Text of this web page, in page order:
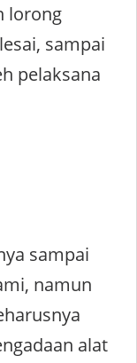
lorong
sampai
pelaksana
sampai
namun
alat